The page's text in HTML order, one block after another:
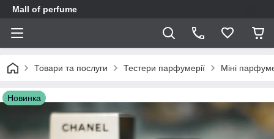
Mall of perfume
Товари та послуги Тестери парфумерії Міні
Новинка